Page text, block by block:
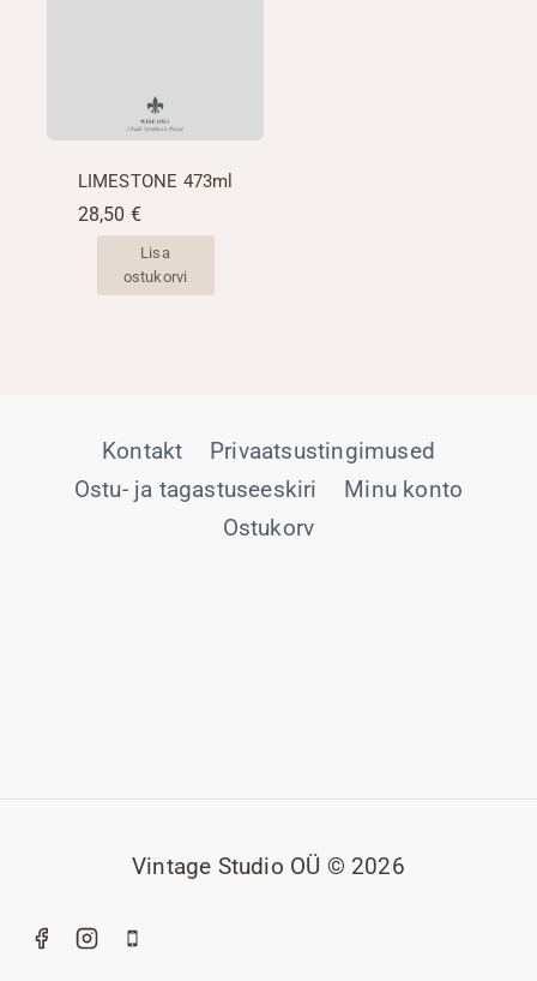
LIMESTONE 473ml
28,50 €
Lisa
ostukorvi
Kontakt
Privaatsustingimused
Ostu- ja tagastuseeskiri
Minu konto
Ostukorv
Vintage Studio OÜ © 2026